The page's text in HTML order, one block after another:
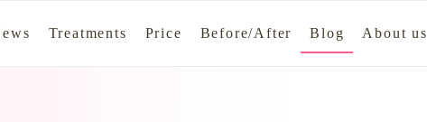
Treatments Price Before/After Blog About us